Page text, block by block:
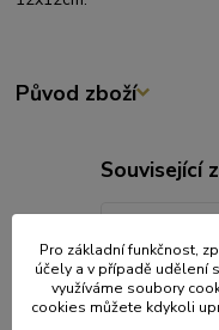
Původ zboží
Související
Pro základní funkčnost,
účely a v případě udělení
využíváme soubory
cookies můžete kdykoli